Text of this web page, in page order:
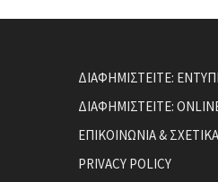
ΔΙΑΦΗΜΙΣΤΕΙΤΕ:
ΔΙΑΦΗΜΙΣΤΕΙΤΕ:
ΕΠΙΚΟΙΝΩΝΙΑ &
PRIVACY POLICY